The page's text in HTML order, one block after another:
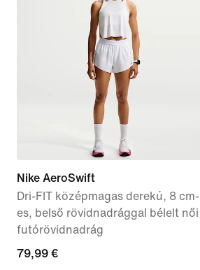
Nike AeroSwift
Dri-FIT középmagas derekú, 8 cm-
es, belső rövidnadrággal bélelt női
futórövidnadrág
79,99
79,99 €